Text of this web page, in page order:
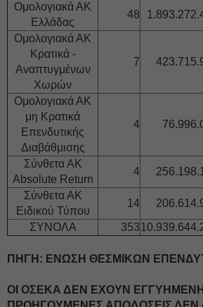
Ομολογιακά ΑΚ
Ελλάδας
48
Ομολογιακά ΑΚ
Κρατικά -
Αναπτυγμένων
Χωρών
7
Ομολογιακά ΑΚ
μη Κρατικά
Επενδυτικής
Διαβάθμισης
4
Σύνθετα ΑΚ
Absolute Return
4
Σύνθετα ΑΚ
Ειδικού Τύπου
14
ΣΥΝΟΛΑ
353
ΠΗΓΗ: ΕΝΩΣΗ ΘΕΣΜΙΚΩΝ
ΟΙ ΟΣΕΚΑ ΔΕΝ ΕΧΟΥΝ